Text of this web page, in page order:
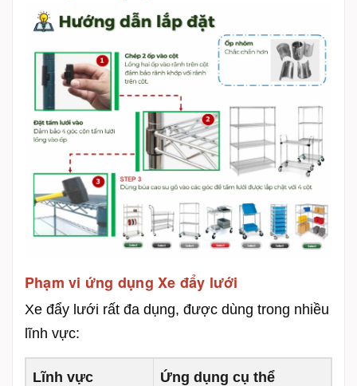
Phạm vi ứng dụng Xe đẩy lưới
Xe đẩy lưới rất đa dụng, được dùng trong nhiều
lĩnh vực:
Lĩnh vực Ứng dụng cụ thể